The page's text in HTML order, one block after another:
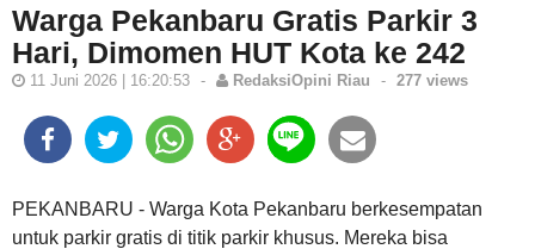
Warga Pekanbaru Gratis Parkir 3
Hari, Dimomen HUT Kota ke 242
11 Juni 2026 | 16:20:53 - RedaksiOpini Riau - 277 views
PEKANBARU - Warga Kota Pekanbaru berkesempatan
untuk parkir gratis di titik parkir khusus. Mereka bisa